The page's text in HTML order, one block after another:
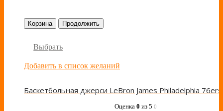
Корзина Продолжить
Выбрать
Добавить в список желаний
Оценка 0 из 5 0